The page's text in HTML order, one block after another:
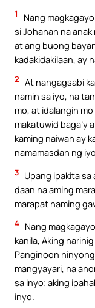
1
Nang
si Johanan na anak
at ang buong
kadakidakilaan, ay
2 At nangagsabi
namin sa iyo, na
mo, at idalangin
makatuwid baga’y
kaming naiwan ay
namamasdan ng
3 Upang ipakita
daan na aming
marapat naming
4 Nang
kanila, Aking
Panginoon
mangyayari, na
sa inyo; aking
inyo.